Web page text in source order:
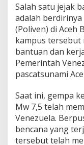
Salah satu jejak
adalah
(Poliven) di Aceh
kampus tersebut
bantuan dan
Pemerintah
pascatsunami
Saat ini, gempa
Mw 7,5 telah
Venezuela.
bencana yang
tersebut telah